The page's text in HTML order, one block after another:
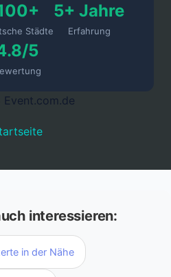
Städte
5+ Jahre
Erfahrung
5
interessieren:
in der Nähe